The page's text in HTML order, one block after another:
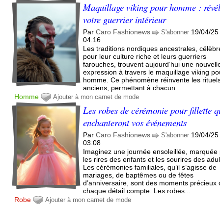
Maquillage viking pour homme :
votre guerrier intérieur
ParCaro Fashionews S'abonner 19/04/25
04:16
Les traditions nordiques ancestrales,
pour leur culture riche et leurs guerriers
farouches, trouvent aujourd’hui une
expression à travers le maquillage viking
homme. Ce phénomène réinvente les
anciens, permettant à chacun...
Homme
Ajouter à mon carnet de mode
Les robes de cérémonie pour fillette
enchanteront vos événements
ParCaro Fashionews S'abonner 19/04/25
03:08
Imaginez une journée ensoleillée, marquée
les rires des enfants et les sourires des
Les cérémonies familiales, qu’il s’agisse de
mariages, de baptêmes ou de fêtes
d’anniversaire, sont des moments précieux
chaque détail compte. Les robes...
Robe
Ajouter à mon carnet de mode